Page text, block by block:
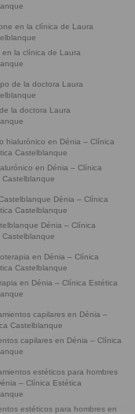
en la clínica de Laura
la doctora Laura
en Dénia – Clínica
Castelblanque
Dénia – Clínica
Castelblanque
en Dénia – Clínica Estética
capilares en Dénia – Clínica
estéticos para hombres en